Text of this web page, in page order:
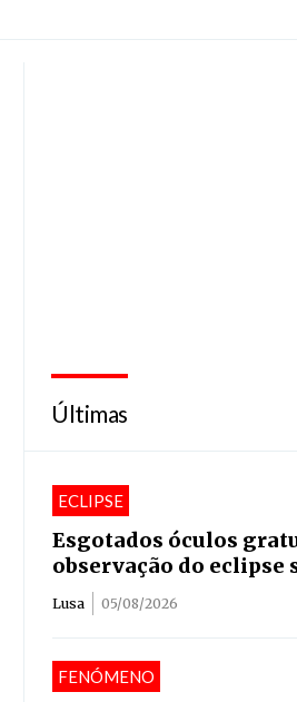
Últimas
ECLIPSE
Esgotados óculos
observação do eclipse
Lusa 05/08/2026
FENÓMENO